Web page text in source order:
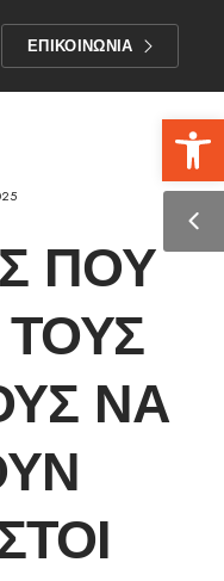
ΕΠΙΚΟΙΝΩΝΙΑ
ΠΟΥ
ΝΑ